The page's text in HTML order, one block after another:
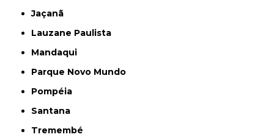
Jaçanã
Lauzane Paulista
Mandaqui
Parque Novo Mundo
Pompéia
Santana
Tremembé